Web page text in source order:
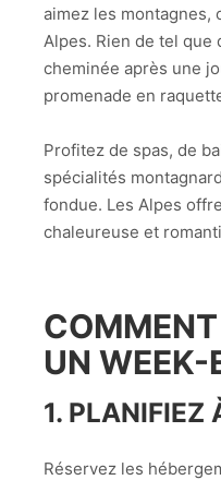
aimez les montagnes,
Alpes. Rien de tel que
cheminée après une
promenade en
Profitez de spas, de
spécialités
fondue. Les Alpes
chaleureuse et
UN WEEK-
1. PLANIFIEZ
Réservez les